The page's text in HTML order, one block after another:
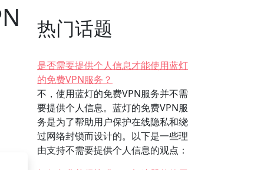
热门话题
是否需要提供个人信息才能使用蓝灯
的免费VPN服务？
不，使用蓝灯的免费VPN服务并不需
要提供个人信息。蓝灯的免费VPN服
务是为了帮助用户保护在线隐私和绕
过网络封锁而设计的。以下是一些理
由支持不需要提供个人信息的观点：